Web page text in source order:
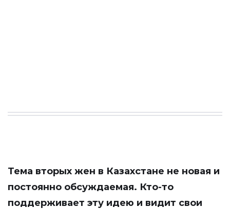
Тема вторых жен в Казахстане не новая и
постоянно обсуждаемая. Кто-то
поддерживает эту идею и видит свои